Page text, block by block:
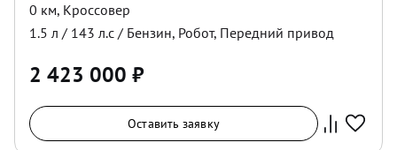
0 км, Кроссовер
1.5 л / 143 л.с / Бензин, Робот, Передний привод
2 423 000 ₽
Оставить заявку